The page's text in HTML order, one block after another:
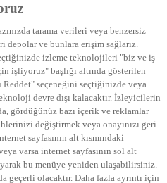
tarama verileri veya benzersiz
depolar ve bunlara erişim sağlarız.
izleme teknolojileri "biz ve iş
işliyoruz" başlığı altında gösterilen
Reddet" seçeneğini seçtiğinizde veya
devre dışı kalacaktır. İzleyicilerin
gördüğünüz bazı içerik ve reklamlar
değiştirmek veya onayınızı geri
sayfasının alt kısmındaki
varsa internet sayfasının sol alt
bu menüye yeniden ulaşabilirsiniz.
geçerli olacaktır. Daha fazla ayrıntı için